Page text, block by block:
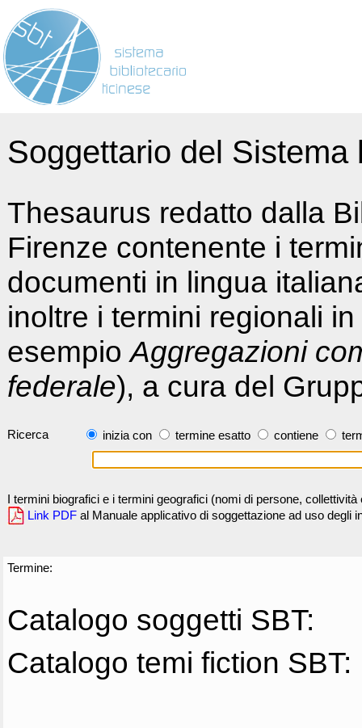
Soggettario del
Thesaurus redatto dalla
Firenze contenente i
documenti in lingua
inoltre i termini regionali
esempioAggregazioni
federale), a cura del
Ricerca inizia con termine esatto contiene
I termini biografici e i termini geografici (nomi di persone,
Link PDF al Manuale applicativo di soggettazione ad uso degli
Termine:
Catalogo soggetti SBT:
Catalogo temi fiction SBT: